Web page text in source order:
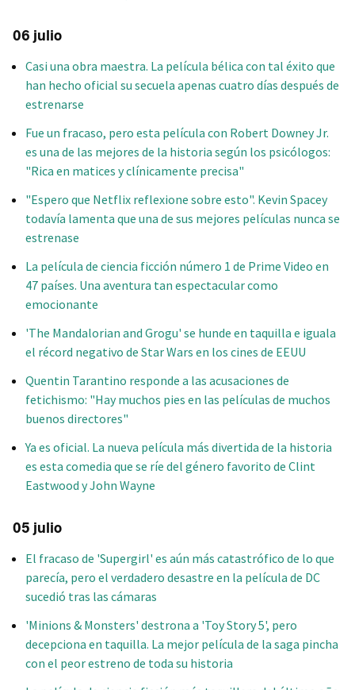
06 julio
Casi una obra maestra. La película bélica con tal éxito que
han hecho oficial su secuela apenas cuatro días después de
estrenarse
Fue un fracaso, pero esta película con Robert Downey Jr.
es una de las mejores de la historia según los psicólogos:
"Rica en matices y clínicamente precisa"
"Espero que Netflix reflexione sobre esto". Kevin Spacey
todavía lamenta que una de sus mejores películas nunca se
estrenase
La película de ciencia ficción número 1 de Prime Video en
47 países. Una aventura tan espectacular como
emocionante
'The Mandalorian and Grogu' se hunde en taquilla e iguala
el récord negativo de Star Wars en los cines de EEUU
Quentin Tarantino responde a las acusaciones de
fetichismo: "Hay muchos pies en las películas de muchos
buenos directores"
Ya es oficial. La nueva película más divertida de la historia
es esta comedia que se ríe del género favorito de Clint
Eastwood y John Wayne
05 julio
El fracaso de 'Supergirl' es aún más catastrófico de lo que
parecía, pero el verdadero desastre en la película de DC
sucedió tras las cámaras
'Minions & Monsters' destrona a 'Toy Story 5', pero
decepciona en taquilla. La mejor película de la saga pincha
con el peor estreno de toda su historia